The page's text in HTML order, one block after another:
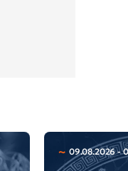
09.08.2026 -